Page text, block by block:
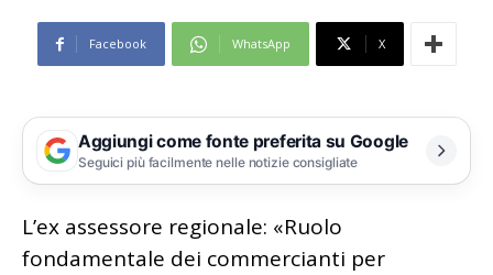
Facebook WhatsApp X
Aggiungi come fonte preferita su Google
Seguici più facilmente nelle notizie consigliate
L’ex assessore regionale: «Ruolo
fondamentale dei commercianti per